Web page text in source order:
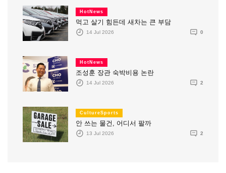
HotNews
먹고 살기 힘든데 새차는 큰 부담
14 Jul 2026 0
HotNews
조성훈 장관 숙박비용 논란
14 Jul 2026 2
CultureSports
안 쓰는 물건, 어디서 팔까
13 Jul 2026 2